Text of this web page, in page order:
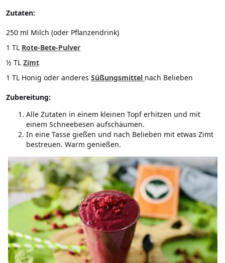
Zutaten:
250 ml Milch (oder Pflanzendrink)
1 TL Rote-Bete-Pulver
½ TL Zimt
1 TL Honig oder anderes Süßungsmittel nach Belieben
Zubereitung:
Alle Zutaten in einem kleinen Topf erhitzen und mit
einem Schneebesen aufschäumen.
In eine Tasse gießen und nach Belieben mit etwas Zimt
bestreuen. Warm genießen.